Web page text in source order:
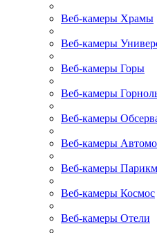
Веб-камеры Храмы
Веб-камеры
Веб-камеры Горы
Веб-камеры
Веб-камеры
Веб-камеры
Веб-камеры
Веб-камеры Космос
Веб-камеры Отели